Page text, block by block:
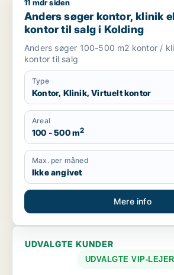
Anders søger kontor, klinik eller
11 mdr siden
Anders søger kontor, klinik
kontor til salg i Kolding
Anders søger 100-500 m2 kontor /
kontor til salg
Type
Kontor, Klinik, Virtuelt kontor
Areal
100 - 500 m2
Max. per måned
Ikke angivet
Mere info
UDVALGTE KUNDER
UDVALGTE VIP-